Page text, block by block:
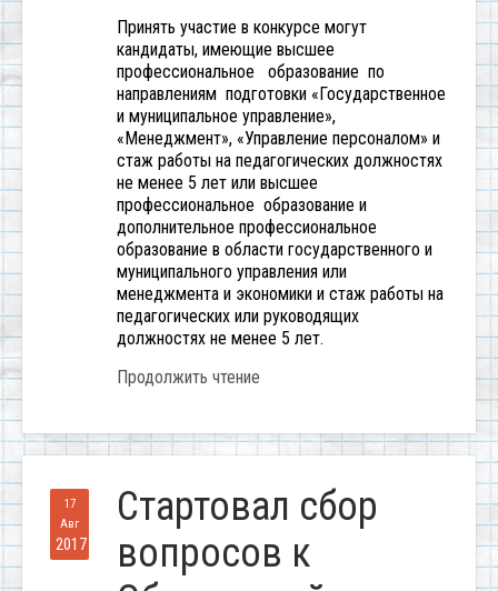
Принять участие в конкурсе могут
кандидаты, имеющие высшее
профессиональное образование по
направлениям подготовки «Государственное
и муниципальное управление»,
«Менеджмент», «Управление персоналом» и
стаж работы на педагогических должностях
не менее 5 лет или высшее
профессиональное образование и
дополнительное профессиональное
образование в области государственного и
муниципального управления или
менеджмента и экономики и стаж работы на
педагогических или руководящих
должностях не менее 5 лет.
Продолжить чтение
17
Авг
2017
Стартовал сбор
вопросов к